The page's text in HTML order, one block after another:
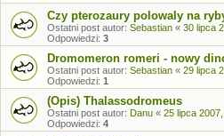
Czy pterozaury polowaly na
Ostatni post autor: Sebastian « 30 lipca
Odpowiedzi: 3
Dromomeron romeri - nowy
Ostatni post autor: Sebastian « 29 lipca
Odpowiedzi: 1
(Opis) Thalassodromeus
Ostatni post autor: Danu « 25 lipca
Odpowiedzi: 4